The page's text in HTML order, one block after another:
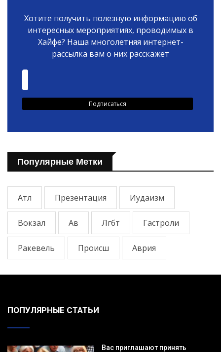
Хотите получить полезную информацию об
интересных мероприятиях, проводимых в
Хайфе? Наша многолетняя интернет-
рассылка вам о них расскажет
Популярные Метки
Атл Презентация Иудаизм
Вокзал Ав Лгбт Гастроли
Ракевель Происш Аврия
ПОПУЛЯРНЫЕ СТАТЬИ
Вас приглашают принять